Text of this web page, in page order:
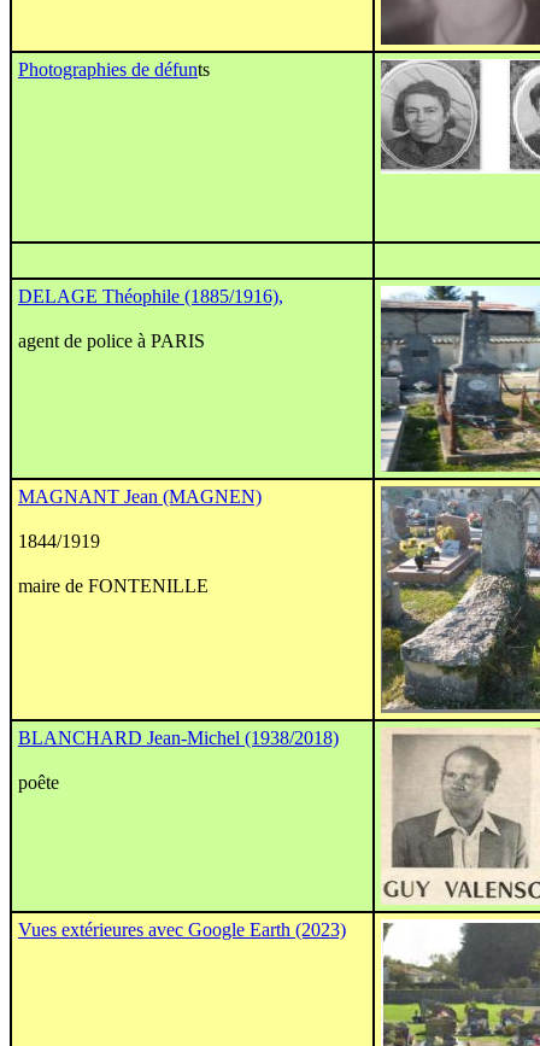
Photographies de défunts
DELAGE Théophile (1885/1916),
agent de police à PARIS
MAGNANT Jean (MAGNEN)
1844/1919
maire de FONTENILLE
BLANCHARD Jean-Michel (1938/2018)
poête
Vues extérieures avec Google Earth (2023)